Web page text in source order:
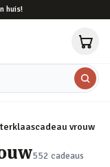
huis!
vrouw
552 cadeaus